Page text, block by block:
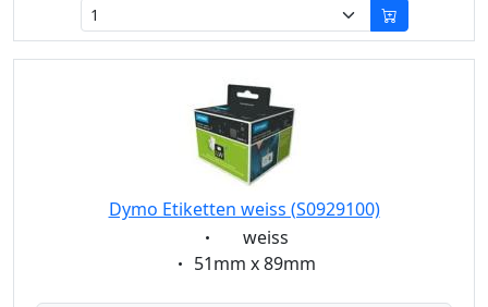
Dymo Etiketten weiss (S0929100)
Eigenschaft:
weiss
Eigenschaft:
51mm x 89mm